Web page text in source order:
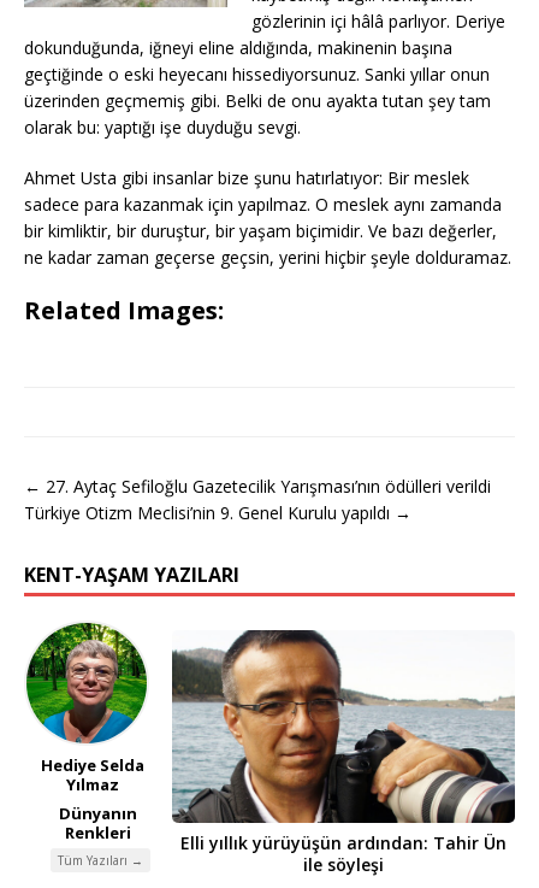
gözlerinin içi hâlâ parlıyor. Deriye
dokunduğunda, iğneyi eline aldığında, makinenin başına
geçtiğinde o eski heyecanı hissediyorsunuz. Sanki yıllar onun
üzerinden geçmemiş gibi. Belki de onu ayakta tutan şey tam
olarak bu: yaptığı işe duyduğu sevgi.
Ahmet Usta gibi insanlar bize şunu hatırlatıyor: Bir meslek
sadece para kazanmak için yapılmaz. O meslek aynı zamanda
bir kimliktir, bir duruştur, bir yaşam biçimidir. Ve bazı değerler,
ne kadar zaman geçerse geçsin, yerini hiçbir şeyle dolduramaz.
Related Images:
← 27. Aytaç Sefiloğlu Gazetecilik Yarışması’nın ödülleri verildi
Türkiye Otizm Meclisi’nin 9. Genel Kurulu yapıldı →
KENT-YAŞAM YAZILARI
Hediye Selda
Yılmaz
Dünyanın
Renkleri
Tüm Yazıları →
Elli yıllık yürüyüşün ardından: Tahir Ün
ile söyleşi